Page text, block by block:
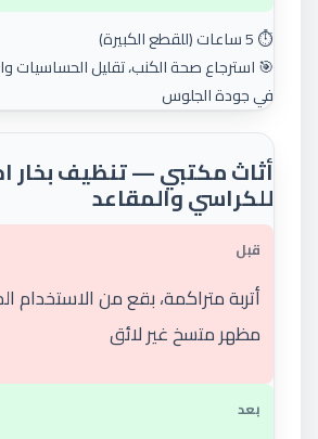
⏱️ 5 ساعات (للقطع الكبيرة)
🎯 استرجاع صحة الكنب، تقليل الحساسيات
في جودة الجلوس
أثاث مكتبي — تنظيف بخار
للكراسي والمقاعد
قبل
أتربة متراكمة، بقع من الاستخدام
مظهر متسخ غير لائق
بعد